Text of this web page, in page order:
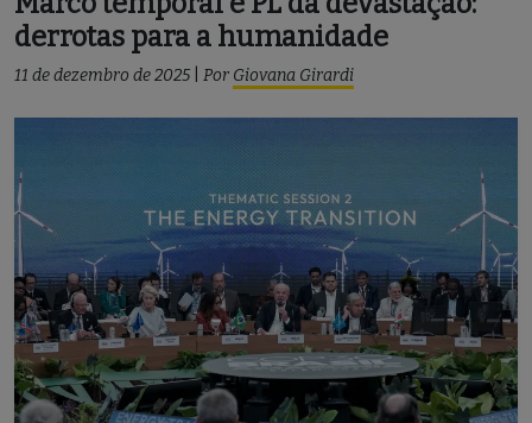
derrotas para a humanidade
11 de dezembro de 2025 Por Giovana Girardi